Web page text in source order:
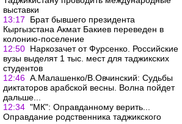
выставки
13:17
Брат бывшего президента
Кыргызстана Акмат Бакиев переведен в
колонию-поселение
12:50 Наркозачет от Фурсенко. Российские
вузы выделят 1 тыс. мест для таджикских
студентов
12:46 А.Малашенко/В.Овчинский: Судьбы
диктаторов арабской весны. Волна пойдет
дальше...
12:34 "МК": Оправданному верить...
Оправдание родственника таджикского